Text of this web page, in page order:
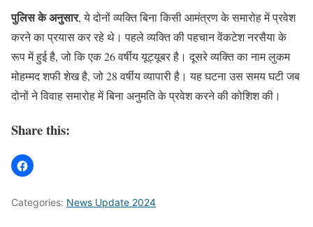
पुलिस के अनुसार, ये दोनों व्यक्ति बिना किसी आमंत्रण के समारोह में प्रवेश
करने का प्रयास कर रहे थे। पहले व्यक्ति की पहचान वेंकटेश नरसैया के
रूप में हुई है, जो कि एक 26 वर्षीय यूट्यूबर है। दूसरे व्यक्ति का नाम लुकम
मोहम्मद शफी शेख है, जो 28 वर्षीय व्यापारी है। यह घटना उस समय घटी जब
दोनों ने विवाह समारोह में बिना अनुमति के प्रवेश करने की कोशिश की।
Share this:
Categories: News Update 2024